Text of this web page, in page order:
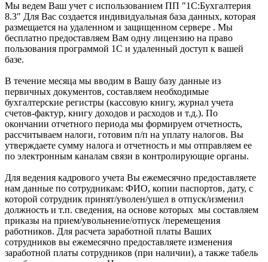
Мы ведем Ваш учет с использованием ПП "1С:Бухгалтерия
8.3" Для Вас создается индивидуальная база данных, которая
размещается на удаленном и защищенном сервере . Мы
бесплатно предоставляем Вам одну лицензию на право
пользования программой 1С и удаленный доступ к вашей
базе.
В течение месяца мы вводим в Вашу базу данные из
первичных документов, составляем необходимые
бухгалтерские регистры (кассовую книгу, журнал учета
счетов-фактур, книгу доходов и расходов и т.д.). По
окончании отчетного периода мы формируем отчетность,
рассчитываем налоги, готовим п/п на уплату налогов. Вы
утверждаете сумму налога и отчетность и мы отправляем ее
по электронным каналам связи в контролирующие органы.
Для ведения кадрового учета Вы ежемесячно предоставляете
нам данные по сотрудникам: ФИО, копии паспортов, дату, с
которой сотрудник принят/уволен/ушел в отпуск/изменил
должность и т.п. сведения, на основе которых мы составляем
приказы на прием/увольнение/отпуск /перемещения
работников. Для расчета заработной платы Ваших
сотрудников вы ежемесячно предоставляете изменения
заработной платы сотрудников (при наличии), а также табель